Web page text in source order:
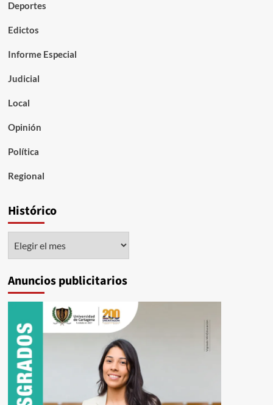
Deportes
Edictos
Informe Especial
Judicial
Local
Opinión
Política
Regional
Histórico
Anuncios publicitarios